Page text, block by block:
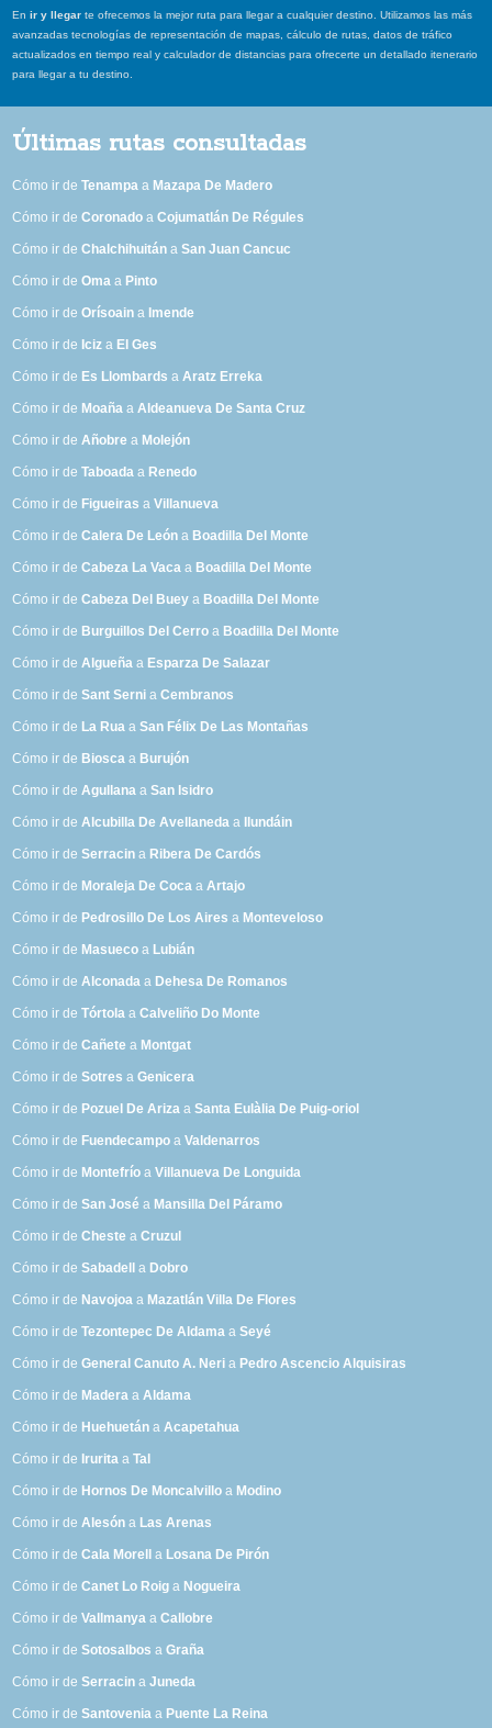
Enir y llegar te ofrecemos la mejor ruta para llegar a cualquier destino. Utilizamos las más
avanzadas tecnologías de representación de mapas, cálculo de rutas, datos de tráfico
actualizados en tiempo real y calculador de distancias para ofrecerte un detallado itenerario
para llegar a tu destino.
Últimas rutas consultadas
Cómo ir deTenampa a Mazapa De Madero
Cómo ir deCoronado aCojumatlán De Régules
Cómo ir deChalchihuitán aSan Juan Cancuc
Cómo ir deOma a Pinto
Cómo ir deOrísoain a Imende
Cómo ir de Iciz a El Ges
Cómo ir de Es Llombards aAratz Erreka
Cómo ir de Moaña aAldeanueva De Santa Cruz
Cómo ir deAñobre a Molejón
Cómo ir deTaboada a Renedo
Cómo ir de Figueiras aVillanueva
Cómo ir deCalera De León a Boadilla Del Monte
Cómo ir deCabeza La Vaca a Boadilla Del Monte
Cómo ir deCabeza Del Buey a Boadilla Del Monte
Cómo ir de Burguillos Del Cerro a Boadilla Del Monte
Cómo ir deAlgueña a Esparza De Salazar
Cómo ir deSant Serni aCembranos
Cómo ir de La Rua aSan Félix De Las Montañas
Cómo ir de Biosca a Burujón
Cómo ir deAgullana aSan Isidro
Cómo ir deAlcubilla De Avellaneda a Ilundáin
Cómo ir deSerracin a Ribera De Cardós
Cómo ir de Moraleja De Coca aArtajo
Cómo ir de Pedrosillo De Los Aires a Monteveloso
Cómo ir de Masueco a Lubián
Cómo ir deAlconada a Dehesa De Romanos
Cómo ir deTórtola aCalveliño Do Monte
Cómo ir deCañete a Montgat
Cómo ir deSotres aGenicera
Cómo ir de Pozuel De Ariza aSanta Eulàlia De Puig-oriol
Cómo ir de Fuendecampo aValdenarros
Cómo ir de Montefrío aVillanueva De Longuida
Cómo ir deSan José a Mansilla Del Páramo
Cómo ir deCheste aCruzul
Cómo ir deSabadell a Dobro
Cómo ir de Navojoa a Mazatlán Villa De Flores
Cómo ir deTezontepec De Aldama aSeyé
Cómo ir deGeneral Canuto A. Neri a Pedro Ascencio Alquisiras
Cómo ir de Madera aAldama
Cómo ir de Huehuetán aAcapetahua
Cómo ir de Irurita aTal
Cómo ir de Hornos De Moncalvillo a Modino
Cómo ir deAlesón a Las Arenas
Cómo ir deCala Morell a Losana De Pirón
Cómo ir deCanet Lo Roig a Nogueira
Cómo ir deVallmanya aCallobre
Cómo ir deSotosalbos aGraña
Cómo ir deSerracin aJuneda
Cómo ir deSantovenia a Puente La Reina